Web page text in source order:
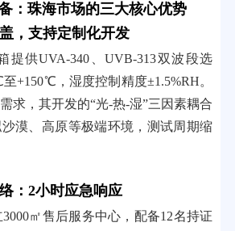
：珠海市场的三大核心优势
，支持定制化开发
提供UVA-340、UVB-313双波段选
+150℃，湿度控制精度±1.5%RH。
求，其开发的“光-热-湿”三因素耦合
漠、高原等极端环境，测试周期缩
：2小时应急响应
㎡售后服务中心，配备12名持证